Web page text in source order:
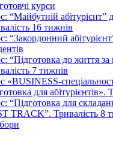
курси
“Майбутній абітурієнт”
16 тижнів
“Закордонний
“Підготовка до життя за
7 тижнів
«BUSINESS-
для абітурієнтів».
“Підготовка для
TRACK”. Тривалість 8